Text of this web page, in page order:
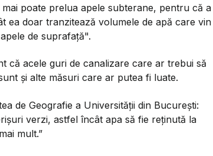
poate prelua apele subterane, pentru că a
ea doar tranzitează volumele de apă care vin
de suprafață".
că acele guri de canalizare care ar trebui să
și alte măsuri care ar putea fi luate.
de Geografie a Universității din București:
verzi, astfel încât apa să fie reținută la
mult.”